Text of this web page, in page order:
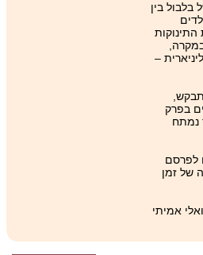
בין
–
בפרק
נמתח
טיימס"; מחבריו החלו לפרסם
של זמן
אמיתי